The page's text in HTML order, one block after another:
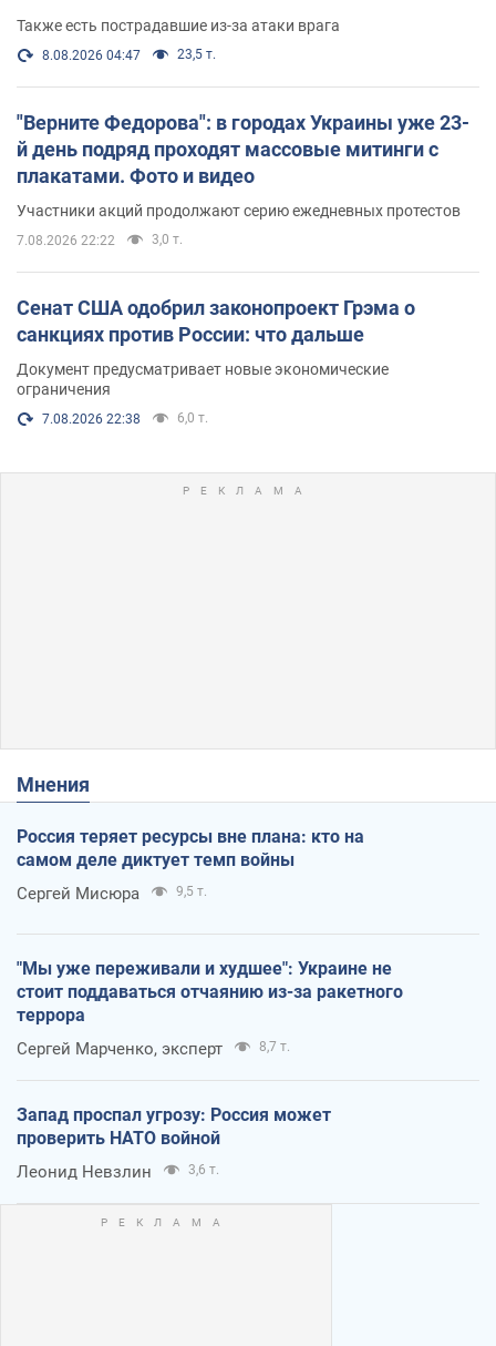
Также есть пострадавшие из-за атаки врага
8.08.2026 04:47 23,5 т.
"Верните Федорова": в городах Украины уже 23-
й день подряд проходят массовые митинги с
плакатами. Фото и видео
Участники акций продолжают серию ежедневных протестов
7.08.2026 22:22 3,0 т.
Сенат США одобрил законопроект Грэма о
санкциях против России: что дальше
Документ предусматривает новые экономические
ограничения
7.08.2026 22:38 6,0 т.
Мнения
Россия теряет ресурсы вне плана: кто на
самом деле диктует темп войны
Сергей Мисюра 9,5 т.
"Мы уже переживали и худшее": Украине не
стоит поддаваться отчаянию из-за ракетного
террора
Сергей Марченко, эксперт 8,7 т.
Запад проспал угрозу: Россия может
проверить НАТО войной
Леонид Невзлин 3,6 т.